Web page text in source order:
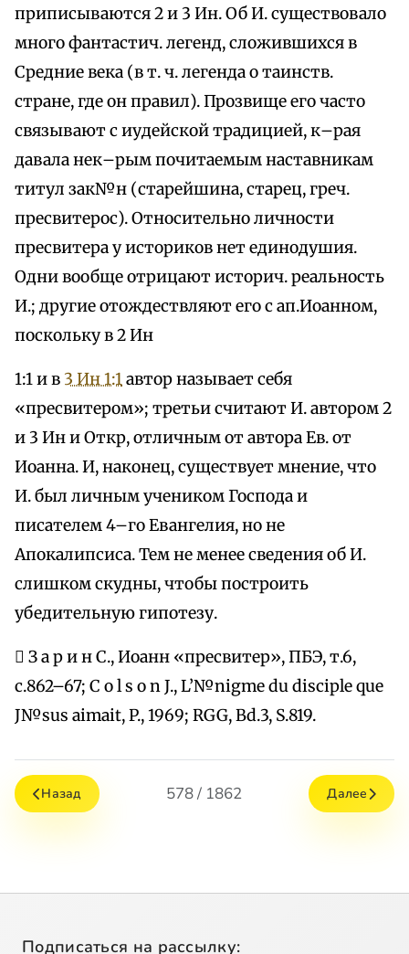
приписываются 2 и 3 Ин. Об И. существовало
много фантастич. легенд, сложившихся в
Средние века (в т. ч. легенда о таинств.
стране, где он правил). Прозвище его часто
связывают с иудейской традицией, к–рая
давала нек–рым почитаемым наставникам
титул зак№н (старейшина, старец, греч.
пресвитерос). Относительно личности
пресвитера у историков нет единодушия.
Одни вообще отрицают историч. реальность
И.; другие отождествляют его с ап.Иоанном,
поскольку в 2 Ин
1:1 и в 3 Ин 1:1автор называет себя
«пресвитером»; третьи считают И. автором 2
и 3 Ин и Откр, отличным от автора Ев. от
Иоанна. И, наконец, существует мнение, что
И. был личным учеником Господа и
писателем 4–го Евангелия, но не
Апокалипсиса. Тем не менее сведения об И.
слишком скудны, чтобы построить
убедительную гипотезу.
 З а р и н С., Иоанн «пресвитер», ПБЭ, т.6,
с.862–67; C o l s o n J., L’№nigme du disciple que
J№sus aimait, P., 1969; RGG, Bd.3, S.819.
Назад 578 / 1862 Далее
Подписаться на рассылку: